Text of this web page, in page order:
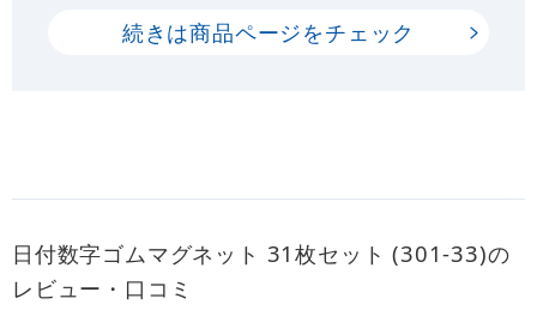
続きは商品ページをチェック
日付数字ゴムマグネット 31枚セット (301-33)の
レビュー・口コミ